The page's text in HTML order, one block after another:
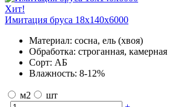
Хит!
Имитация бруса 18х140х6000
Материал: сосна, ель (хвоя)
Обработка: строганная,
Сорт: АБ
Влажность: 8-12%
м2
шт